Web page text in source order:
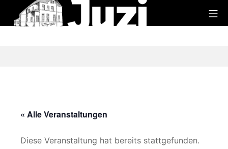
Inhalt
« Alle Veranstaltungen
Diese Veranstaltung hat bereits stattgefunden.